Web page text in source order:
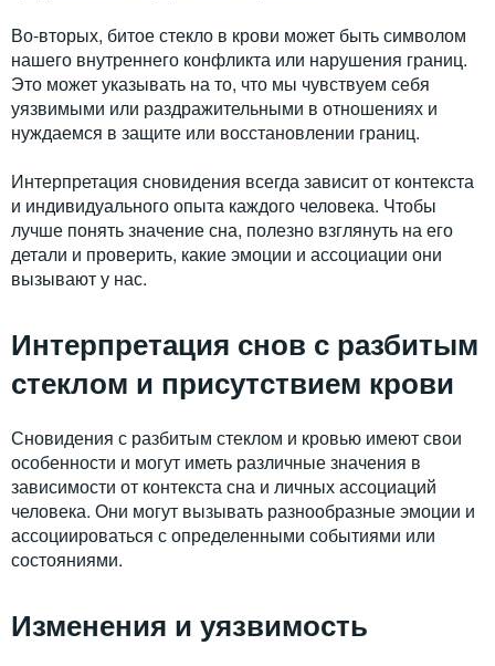
Во-вторых, битое стекло в крови может быть символом
нашего внутреннего конфликта или нарушения границ.
Это может указывать на то, что мы чувствуем себя
уязвимыми или раздражительными в отношениях и
нуждаемся в защите или восстановлении границ.
Интерпретация сновидения всегда зависит от контекста
и индивидуального опыта каждого человека. Чтобы
лучше понять значение сна, полезно взглянуть на его
детали и проверить, какие эмоции и ассоциации они
вызывают у нас.
Интерпретация снов с разбитым
стеклом и присутствием крови
Сновидения с разбитым стеклом и кровью имеют свои
особенности и могут иметь различные значения в
зависимости от контекста сна и личных ассоциаций
человека. Они могут вызывать разнообразные эмоции и
ассоциироваться с определенными событиями или
состояниями.
Изменения и уязвимость